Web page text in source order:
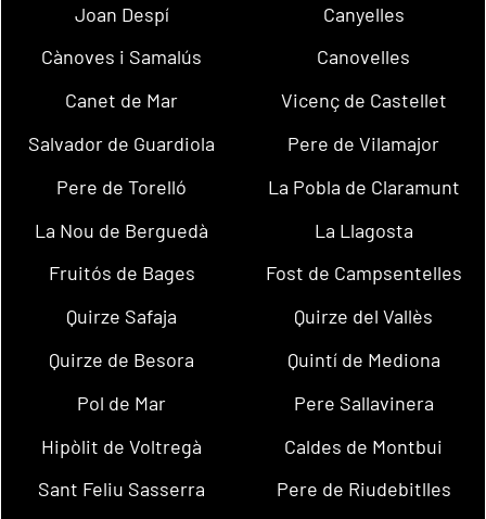
Joan Despí
Canyelles
Cànoves i Samalús
Canovelles
Canet de Mar
Vicenç de Castellet
Salvador de Guardiola
Pere de Vilamajor
Pere de Torelló
La Pobla de Claramunt
La Nou de Berguedà
La Llagosta
Fruitós de Bages
Fost de Campsentelles
Quirze Safaja
Quirze del Vallès
Quirze de Besora
Quintí de Mediona
Pol de Mar
Pere Sallavinera
Hipòlit de Voltregà
Caldes de Montbui
Sant Feliu Sasserra
Pere de Riudebitlles